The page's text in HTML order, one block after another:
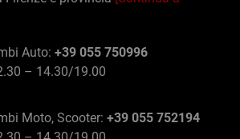
Auto: +39 055 750996
– 14.30/19.00
Moto, Scooter: +39 055 752194